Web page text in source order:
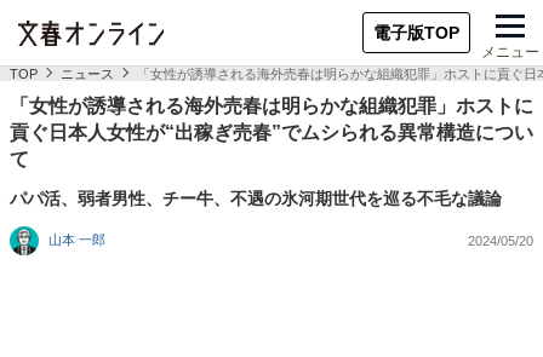
電子版TOP
メニュー
TOP ニュース 「女性が誘導される海外売春は明らかな組織犯罪」ホストに貢ぐ
「女性が誘導される海外売春は明らかな組織犯罪」ホストに
貢ぐ日本人女性が“出稼ぎ売春”でムシられる異常構造につい
て
パパ活、弱者男性、チー牛、不遇の氷河期世代を巡る不毛な議論
山本 一郎 2024/05/20